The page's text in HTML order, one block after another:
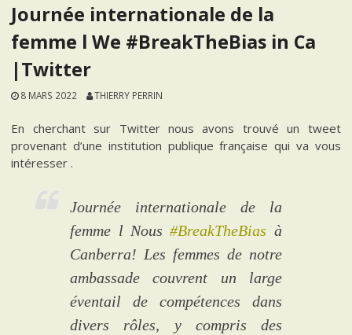
Journée internationale de la
femme l We #BreakTheBias in Ca
|Twitter
8 MARS 2022 THIERRY PERRIN
En cherchant sur Twitter nous avons trouvé un tweet
provenant d’une institution publique française qui va vous
intéresser .
Journée internationale de la
femme l Nous#BreakTheBias à
Canberra! Les femmes de notre
ambassade couvrent un large
éventail de compétences dans
divers rôles, y compris des